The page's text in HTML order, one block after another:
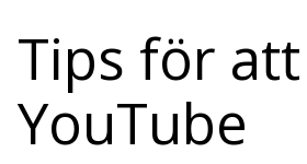
Tips för
YouTube